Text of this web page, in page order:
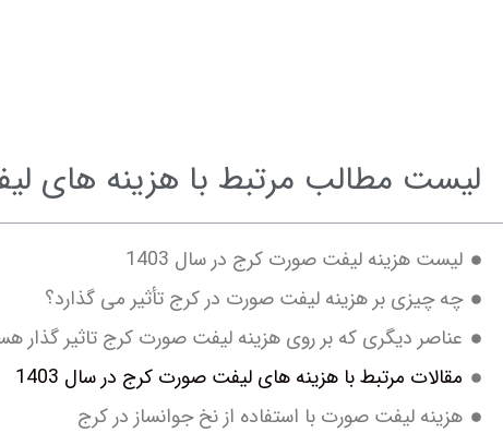
لیست مطالب مرتبط با هزینه های
لیست هزینه لیفت صورت کرج در سال 1403
چه چیزی بر هزینه لیفت صورت در کرج تأثیر می گذارد؟
عناصر دیگری که بر روی هزینه لیفت صورت کرج تاثیر گذار
مقالات مرتبط با هزینه های لیفت صورت کرج در سال 1403
هزینه لیفت صورت با استفاده از نخ جوانساز در کرج